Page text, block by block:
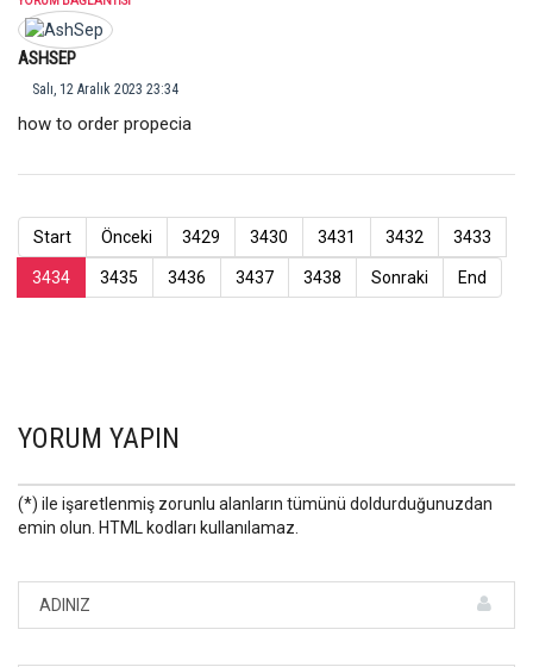
ASHSEP
Salı, 12 Aralık 2023 23:34
how to order propecia
Start Önceki 3429 3430 3431 3432 3433
3434 3435 3436 3437 3438 Sonraki End
YORUM YAPIN
(*) ile işaretlenmiş zorunlu alanların tümünü doldurduğunuzdan
emin olun. HTML kodları kullanılamaz.